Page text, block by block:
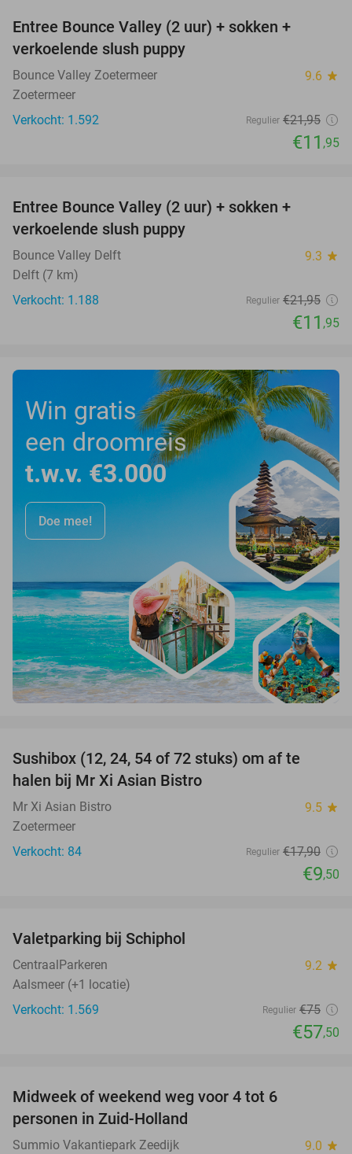
Entree Bounce Valley (2 uur) + sokken +
verkoelende slush puppy
Bounce Valley Zoetermeer 9.6 star
Zoetermeer
Verkocht: 1.592
Regulier €21,95
€11 ,95
Entree Bounce Valley (2 uur) + sokken +
verkoelende slush puppy
Bounce Valley Delft 9.3 star
Delft (7 km)
Verkocht: 1.188
Regulier €21,95
€11 ,95
Win gratis
een droomreis
t.w.v. €3.000
Doe mee!
Sushibox (12, 24, 54 of 72 stuks) om af te
halen bij Mr Xi Asian Bistro
Mr Xi Asian Bistro 9.5 star
Zoetermeer
Verkocht: 84
Regulier €17,90
€9,50
Valetparking bij Schiphol
CentraalParkeren 9.2 star
Aalsmeer (+1 locatie)
Verkocht: 1.569
Regulier €75
€57,50
Midweek of weekend weg voor 4 tot 6
personen in Zuid-Holland
Summio Vakantiepark Zeedijk 9.0 star